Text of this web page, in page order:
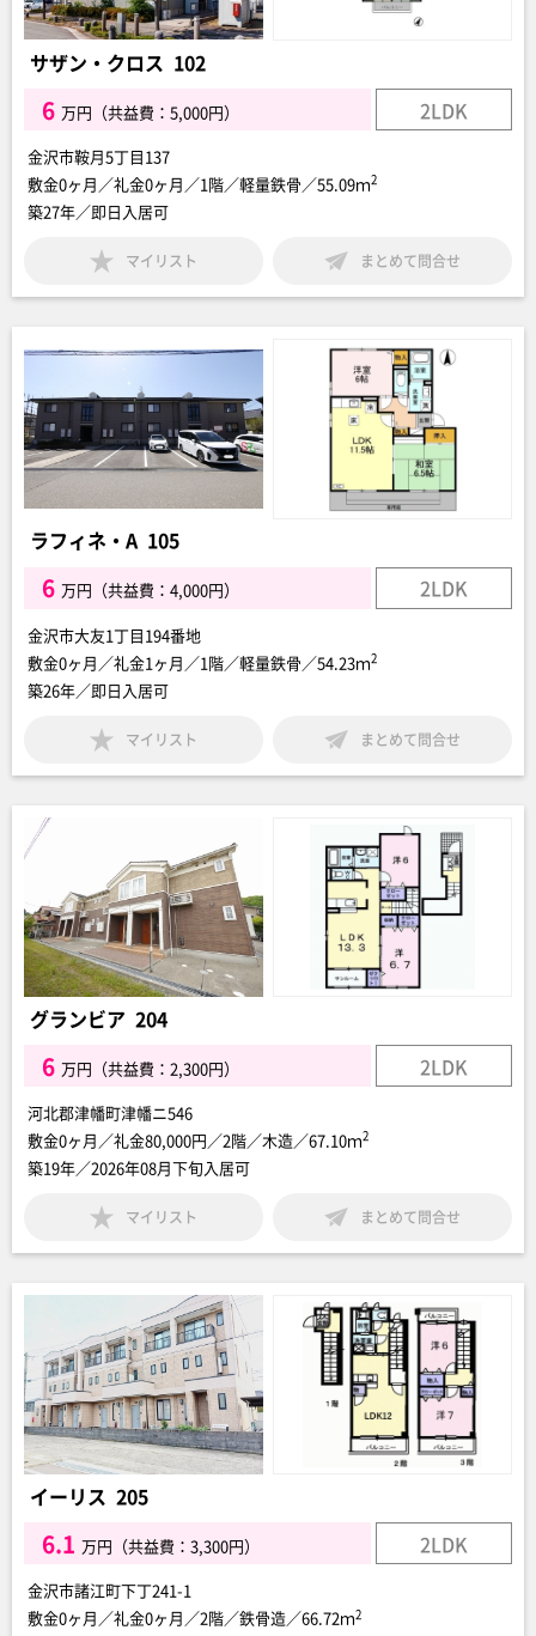
サザン・クロス 102
6 万円（共益費：5,000円） 2LDK
金沢市鞍月5丁目137
敷金0ヶ月／礼金0ヶ月／1階／軽量鉄骨／55.09ｍ2
築27年／即日入居可
マイリスト まとめて問合せ
ラフィネ・A 105
6 万円（共益費：4,000円） 2LDK
金沢市大友1丁目194番地
敷金0ヶ月／礼金1ヶ月／1階／軽量鉄骨／54.23ｍ2
築26年／即日入居可
マイリスト まとめて問合せ
グランビア 204
6 万円（共益費：2,300円） 2LDK
河北郡津幡町津幡ニ546
敷金0ヶ月／礼金80,000円／2階／木造／67.10ｍ2
築19年／2026年08月下旬入居可
マイリスト まとめて問合せ
イーリス 205
6.1 万円（共益費：3,300円） 2LDK
金沢市諸江町下丁241-1
敷金0ヶ月／礼金0ヶ月／2階／鉄骨造／66.72ｍ2